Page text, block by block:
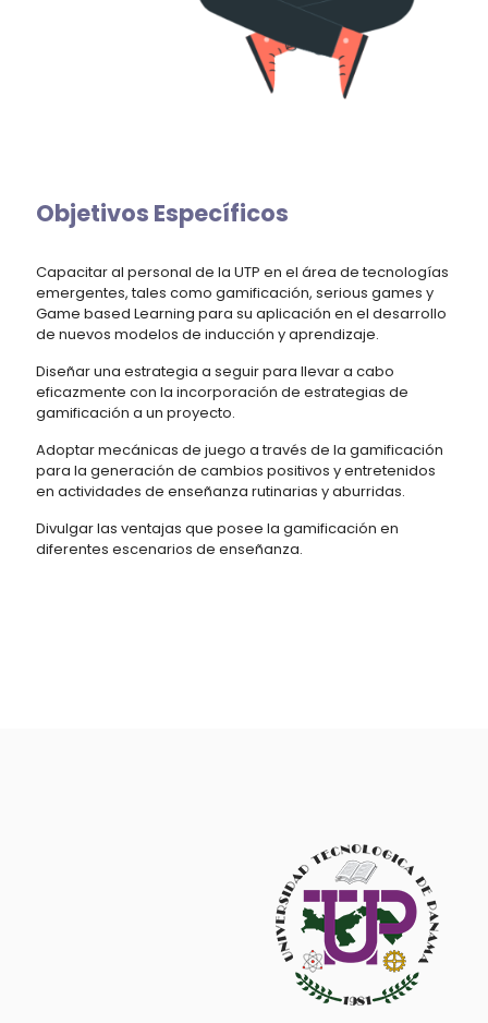
Objetivos Específicos
Capacitar al personal de la UTP en el área de tecnologías
emergentes, tales como gamificación, serious games y
Game based Learning para su aplicación en el desarrollo
de nuevos modelos de inducción y aprendizaje.
Diseñar una estrategia a seguir para llevar a cabo
eficazmente con la incorporación de estrategias de
gamificación a un proyecto.
Adoptar mecánicas de juego a través de la gamificación
para la generación de cambios positivos y entretenidos
en actividades de enseñanza rutinarias y aburridas.
Divulgar las ventajas que posee la gamificación en
diferentes escenarios de enseñanza.